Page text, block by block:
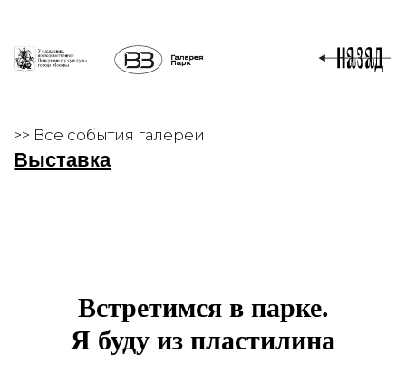
Встретимся в парке.
Я буду из пластилина